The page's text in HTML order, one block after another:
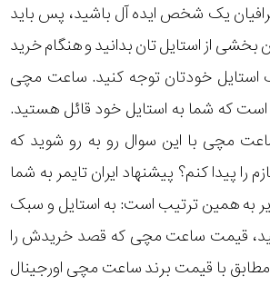
یک شخص ایده آل باشید، پس باید
بخشی از استایل تان بدانید و هنگام خرید
خودتان توجه کنید. ساعت مچی
است که شما به استایل خود قائل هستید.
مچی با این سوال رو به رو شوید که
را پیدا کنم؟ پیشنهاد ایران تایمر به شما
به همین ترتیب است: به استایل و سبک
قیمت ساعت مچی که قصد خریدش را
مطابق با قیمت برند ساعت مچی اورجینال